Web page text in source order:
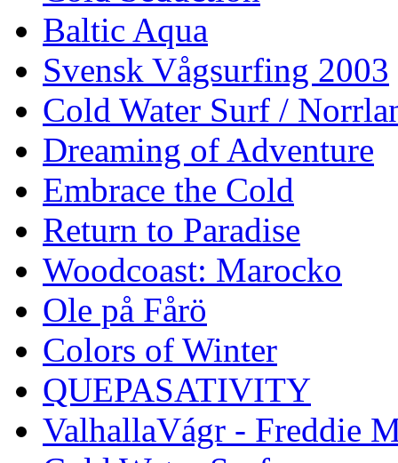
Baltic Aqua
Svensk Vågsurfing 2003
Cold Water Surf /
Dreaming of Adventure
Embrace the Cold
Return to Paradise
Woodcoast: Marocko
Ole på Fårö
Colors of Winter
QUEPASATIVITY
ValhallaVágr - Freddie